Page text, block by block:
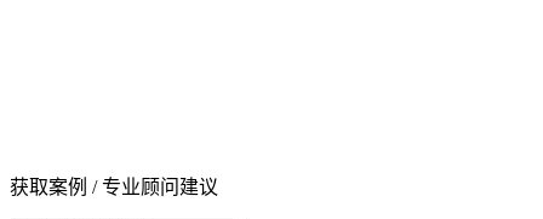
获取案例 / 专业顾问建议